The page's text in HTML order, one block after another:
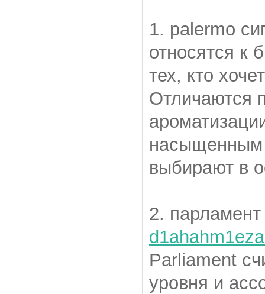
1. palermo
относятся к
тех, кто
Отличаются
насыщенным
выбирают в
2.
Parliament
уровня и